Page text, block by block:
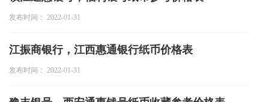
发布时间： 2022-01-31
江振商银行，江西惠通银行纸币价格表
发布时间： 2022-01-31